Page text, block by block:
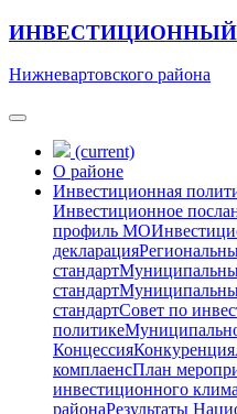
ИНВЕСТИЦИОННЫЙ
Нижневартовского района
(current)
О районе
Инвестиционная
Инвестиционное
профиль МО
декларация
стандарт
стандарт
стандартСовет по
политике
КонцессияКонкуренция
комплаенсПлан
инвестиционного
районаРезультаты